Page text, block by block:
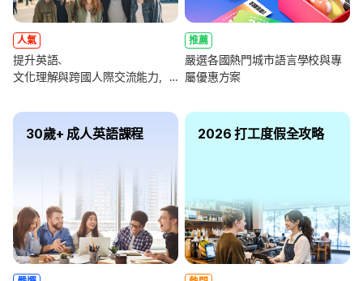
人氣
提升英語、
文化理解與跨國人際交流能力，
推薦
嚴選各國熱門城市語言學校與專
屬優惠方案
30歲+ 成人英語課程 2026 打工度假全攻略